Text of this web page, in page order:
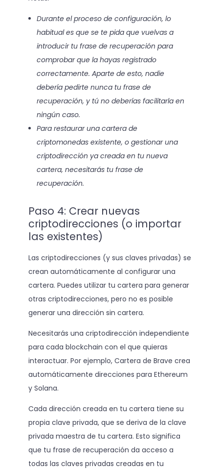
Durante el proceso de configuración, lo
habitual es que se te pida que vuelvas a
introducir tu frase de recuperación para
comprobar que la hayas registrado
correctamente. Aparte de esto, nadie
debería pedirte nunca tu frase de
recuperación, y tú no deberías facilitarla en
ningún caso.
Para restaurar una cartera de
criptomonedas existente, o gestionar una
criptodirección ya creada en tu nueva
cartera, necesitarás tu frase de
recuperación.
Paso 4: Crear nuevas
criptodirecciones (o importar
las existentes)
Las criptodirecciones (y sus claves privadas) se
crean automáticamente al configurar una
cartera. Puedes utilizar tu cartera para generar
otras criptodirecciones, pero no es posible
generar una dirección sin cartera.
Necesitarás una criptodirección independiente
para cada blockchain con el que quieras
interactuar. Por ejemplo, Cartera de Brave crea
automáticamente direcciones para Ethereum
y Solana.
Cada dirección creada en tu cartera tiene su
propia clave privada, que se deriva de la clave
privada maestra de tu cartera. Esto significa
que tu frase de recuperación da acceso a
todas las claves privadas creadas en tu